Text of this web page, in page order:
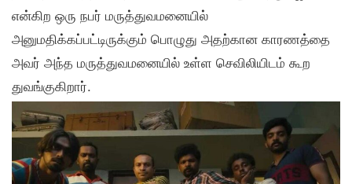
என்கிற ஒரு நபர் மருத்துவமனையில்
அனுமதிக்கப்பட்டிருக்கும் பொழுது அதற்கான காரணத்தை
அவர் அந்த மருத்துவமனையில் உள்ள செவிலியிடம் கூற
துவங்குகிறார்.